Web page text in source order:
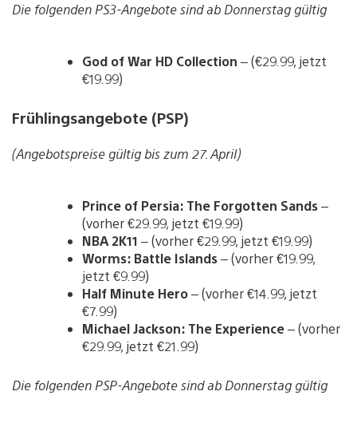
Die folgenden PS3-Angebote sind ab Donnerstag gültig
God of War HD Collection – (€29.99, jetzt
€19.99)
Frühlingsangebote (PSP)
(Angebotspreise gültig bis zum 27. April)
Prince of Persia: The Forgotten Sands–
(vorher €29.99, jetzt €19.99)
NBA 2K11 – (vorher €29.99, jetzt €19.99)
Worms: Battle Islands– (vorher €19.99,
jetzt €9.99)
Half Minute Hero– (vorher €14.99, jetzt
€7.99)
Michael Jackson: The Experience– (vorher
€29.99, jetzt €21.99)
Die folgenden PSP-Angebote sind ab Donnerstag gültig